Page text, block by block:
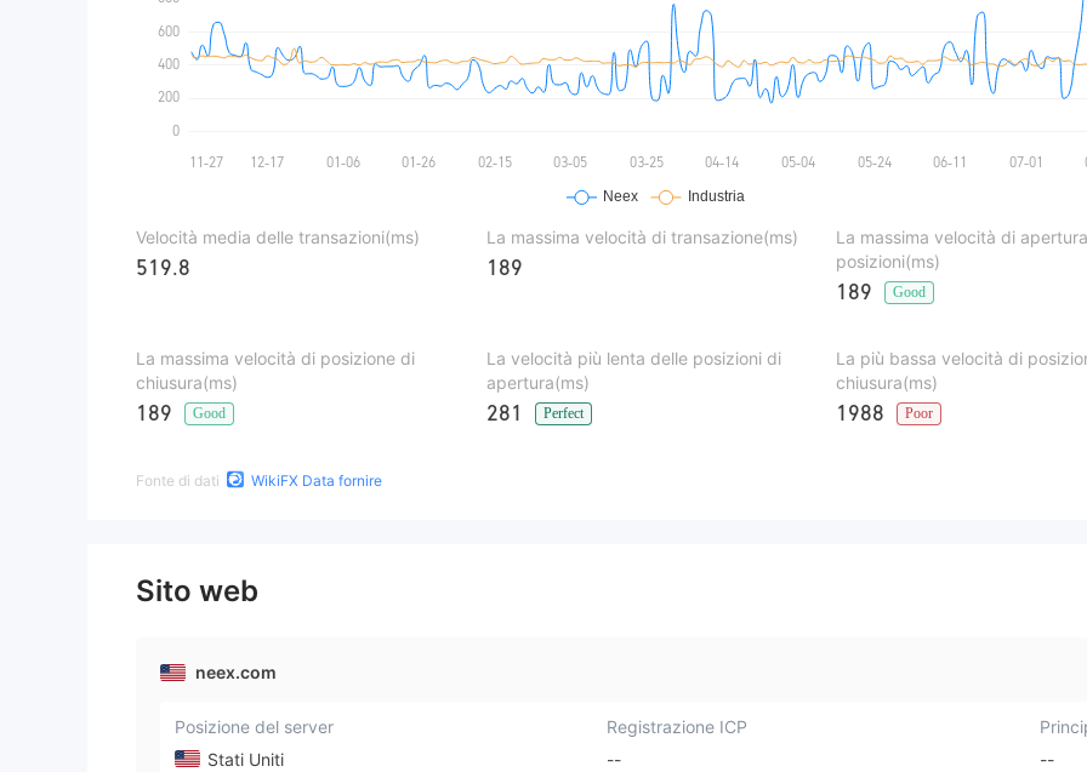
Velocità media delle transazioni(ms)
519.8
La massima velocità di transazione(ms)
189
La massima velocità di
posizioni(ms)
189 Good
La massima velocità di posizione di
chiusura(ms)
189 Good
La velocità più lenta delle posizioni di
apertura(ms)
281 Perfect
La più bassa velocità di
chiusura(ms)
1988 Poor
Fonte di dati WikiFX Data fornire
Sito web
neex.com
Posizione del server
Stati Uniti
Registrazione ICP
--
--